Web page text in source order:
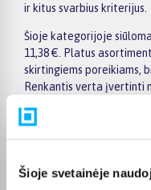
Šioje svetainėje
ir kitus svarbius kriterijus.
Šioje kategorijoje
11,38 €. Platus
skirtingiems poreikiams,
Renkantis verta įvertinti
taikomus specialius
pasiūlymus ir patogiai
Atsižvelkite į jums